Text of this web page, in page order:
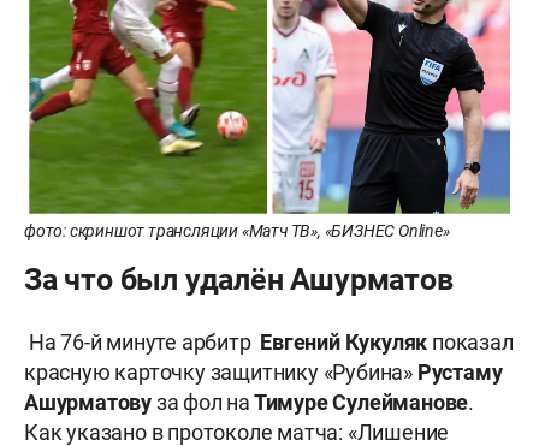
фото: скриншот трансляции «Матч ТВ», «БИЗНЕС Online»
За что был удалён Ашурматов
На 76-й минуте арбитр Евгений Кукуляк показал
красную карточку защитнику «Рубина» Рустаму
Ашурматовуза фол наТимуре Сулейманове.
Как указано в протоколе матча: «Лишение